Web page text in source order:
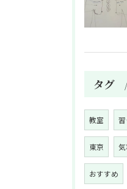
タグ
教室 習
東京 気
おすすめ